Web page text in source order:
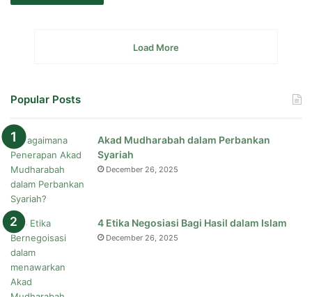
Load More
Popular Posts
Akad Mudharabah dalam Perbankan
Syariah
December 26, 2025
4 Etika Negosiasi Bagi Hasil dalam Islam
December 26, 2025